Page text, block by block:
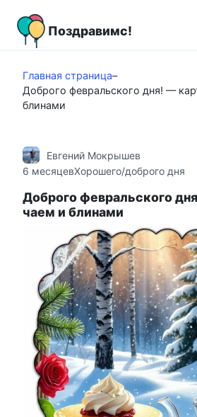
контенту
Поздравимс!
Главная страница–
Доброго февральского дня! —
блинами
Евгений Мокрышев
6 месяцевХорошего/доброго дня
Доброго февральского
чаем и блинами